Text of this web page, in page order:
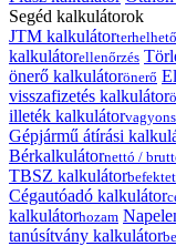
Segéd kalkulátorok
JTM kalkulátor
kalkulátorellenőrzés
önerő kalkulátorönerő
visszafizetés kalkulátor
illeték kalkulátor
Gépjármű átírási
Bérkalkulátornettó /
TBSZ kalkulátor
Cégautóadó kalkulátor
kalkulátorhozam
tanúsítvány kalkulátor